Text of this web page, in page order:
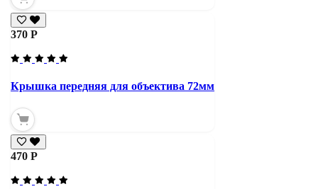
370 Р
Крышка передняя для объектива 72мм
470 Р